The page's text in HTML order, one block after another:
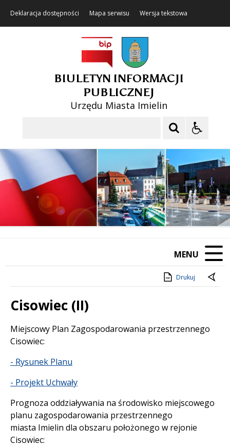
Deklaracja dostępności Mapa serwisu Wersja tekstowa
BIULETYN INFORMACJI
PUBLICZNEJ
Urzędu Miasta Imielin
MENU
Drukuj
Cisowiec (II)
Treść
Miejscowy Plan Zagospodarowania przestrzennego
Cisowiec:
- Rysunek Planu
- Projekt Uchwały
Prognoza oddziaływania na środowisko miejscowego
planu zagospodarowania przestrzennego
miasta Imielin dla obszaru położonego w rejonie
Cisowiec: